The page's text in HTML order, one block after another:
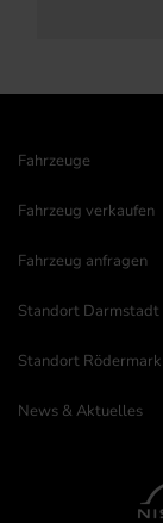
Fahrzeuge
Fahrzeug verkaufen
Fahrzeug anfragen
Standort Darmstadt
Standort Rödermark
News & Aktuelles